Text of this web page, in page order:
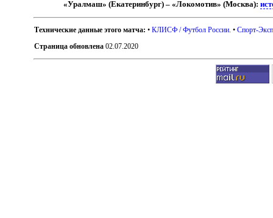
«Уралмаш» (Екатеринбург) – «Локомотив» (Москва):
Технические данные этого матча: •КЛИСФ / Футбол России . •Спорт-
Страница обновлена 02.07.2020